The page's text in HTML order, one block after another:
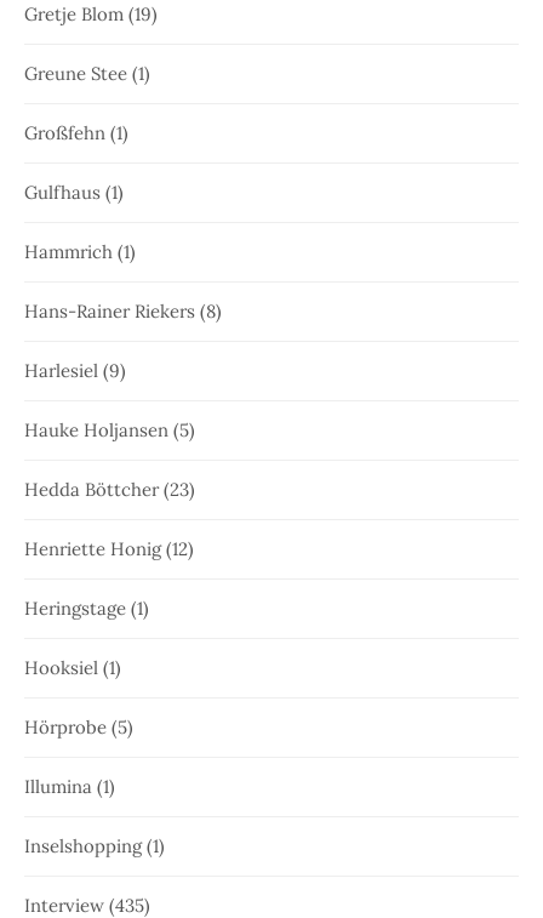
Gretje Blom (19)
Greune Stee (1)
Großfehn (1)
Gulfhaus (1)
Hammrich (1)
Hans-Rainer Riekers (8)
Harlesiel (9)
Hauke Holjansen (5)
Hedda Böttcher(23)
Henriette Honig(12)
Heringstage (1)
Hooksiel (1)
Hörprobe (5)
Illumina (1)
Inselshopping(1)
Interview (435)